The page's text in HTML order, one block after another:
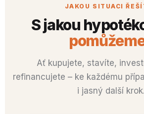
JAKOU SITUACI
S jakou
Ať kupujete, stavíte,
refinancujete – ke každému
i jasný další krok.